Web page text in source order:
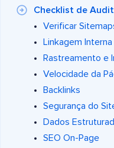
Checklist de
Verificar
Linkagem Interna
Rastreamento e
Velocidade da
Backlinks
Segurança do
Dados
SEO On-Page